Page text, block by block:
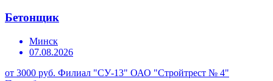
Бетонщик
Минск
07.08.2026
от 3000 руб. Филиал "СУ-13" ОАО "Стройтрест № 4"